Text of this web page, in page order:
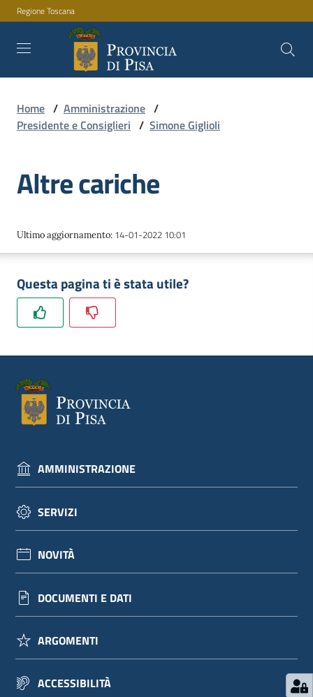
Vai al contenuto
Vai alla navigazione
Vai al footer
Regione Toscana
Amministrazione
Servizi
Novità
Documenti
e
dati
Argomenti
Seguici
su
Home / Amministrazione /
Presidente e Consiglieri / Simone Giglioli
Altre cariche
Ultimo aggiornamento: 14-01-2022 10:01
Questa pagina ti è stata utile?
AMMINISTRAZIONE
SERVIZI
NOVITÀ
DOCUMENTI E DATI
ARGOMENTI
ACCESSIBILITÀ